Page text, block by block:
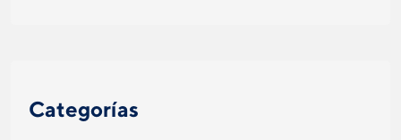
Categorías